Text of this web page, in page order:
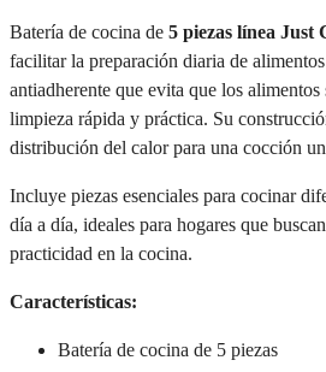
Batería de cocina de 5 piezas línea Just
facilitar la preparación diaria de
antiadherente que evita que los
limpieza rápida y práctica. Su
distribución del calor para una cocción
Incluye piezas esenciales para cocinar
día a día, ideales para hogares que
practicidad en la cocina.
Características:
Batería de cocina de 5 piezas